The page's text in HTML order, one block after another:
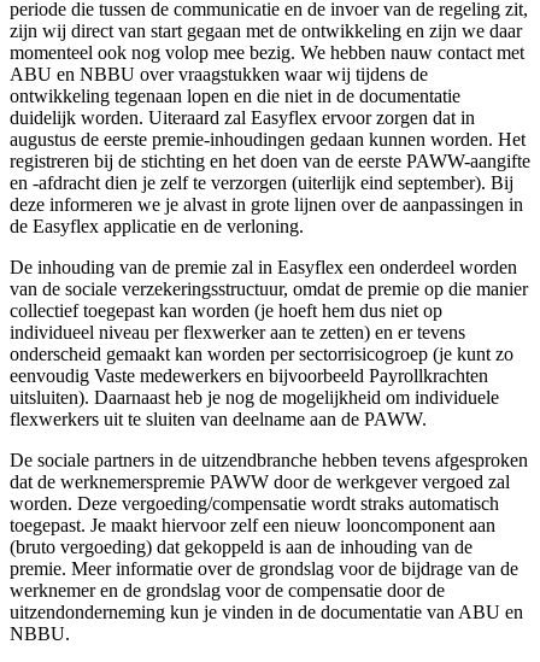
periode die tussen de communicatie en de invoer van de regeling zit,
zijn wij direct van start gegaan met de ontwikkeling en zijn we daar
momenteel ook nog volop mee bezig. We hebben nauw contact met
ABU en NBBU over vraagstukken waar wij tijdens de
ontwikkeling tegenaan lopen en die niet in de documentatie
duidelijk worden. Uiteraard zal Easyflex ervoor zorgen dat in
augustus de eerste premie-inhoudingen gedaan kunnen worden. Het
registreren bij de stichting en het doen van de eerste PAWW-aangifte
en -afdracht dien je zelf te verzorgen (uiterlijk eind september). Bij
deze informeren we je alvast in grote lijnen over de aanpassingen in
de Easyflex applicatie en de verloning.
De inhouding van de premie zal in Easyflex een onderdeel worden
van de sociale verzekeringsstructuur, omdat de premie op die manier
collectief toegepast kan worden (je hoeft hem dus niet op
individueel niveau per flexwerker aan te zetten) en er tevens
onderscheid gemaakt kan worden per sectorrisicogroep (je kunt zo
eenvoudig Vaste medewerkers en bijvoorbeeld Payrollkrachten
uitsluiten). Daarnaast heb je nog de mogelijkheid om individuele
flexwerkers uit te sluiten van deelname aan de PAWW.
De sociale partners in de uitzendbranche hebben tevens afgesproken
dat de werknemerspremie PAWW door de werkgever vergoed zal
worden. Deze vergoeding/compensatie wordt straks automatisch
toegepast. Je maakt hiervoor zelf een nieuw looncomponent aan
(bruto vergoeding) dat gekoppeld is aan de inhouding van de
premie. Meer informatie over de grondslag voor de bijdrage van de
werknemer en de grondslag voor de compensatie door de
uitzendonderneming kun je vinden in de documentatie van ABU en
NBBU.